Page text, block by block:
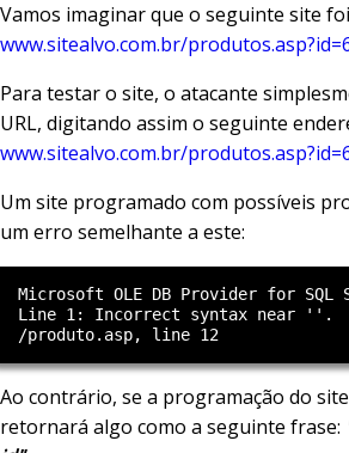
Vamos imaginar que o seguinte site
www.sitealvo.com.br/
Para testar o site, o atacante
URL, digitando assim o seguinte
www.sitealvo.com.br/
Um site programado com possíveis
um erro semelhante a este:
Microsoft OLE DB Provider for SQL
  Line 1: Incorrect syntax near ''.
Ao contrário, se a programação do
retornará algo como a seguinte frase: